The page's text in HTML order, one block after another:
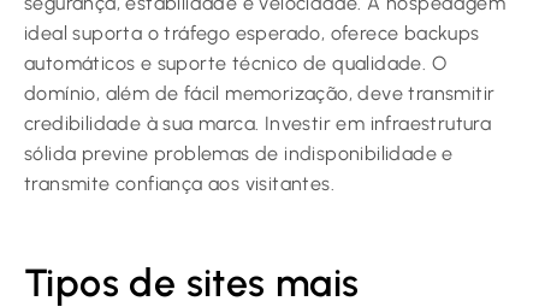
ideal suporta o tráfego esperado, oferece backups
automáticos e suporte técnico de qualidade. O
domínio, além de fácil memorização, deve transmitir
credibilidade à sua marca. Investir em infraestrutura
sólida previne problemas de indisponibilidade e
transmite confiança aos visitantes.
Tipos de sites mais